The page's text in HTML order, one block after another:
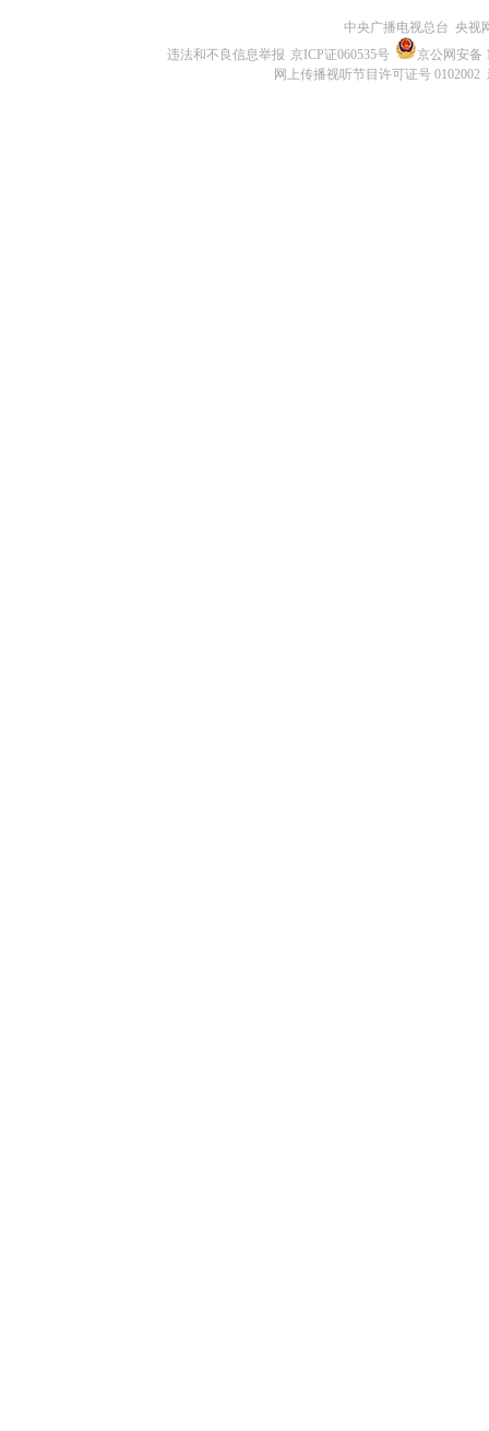
中央广播电视总台 央视
违法和不良信息举报 京ICP证060535号
京公网安备
网上传播视听节目许可证号 0102002